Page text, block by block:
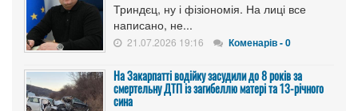
Триндєц, ну і фізіономія. На лиці все
написано, не...
21.07.2026 19:16 Коменарів - 0
На Закарпатті водійку засудили до 8 років за
смертельну ДТП із загибеллю матері та 13-річного
сина